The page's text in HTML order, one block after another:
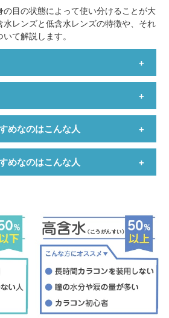
を使用した際に目が乾くと感じた人
しましょう。
の目の状態によって使い分けることが大
レンズと低含水レンズの特徴や、それ
て解説します。
めなのはこんな人
めなのはこんな人